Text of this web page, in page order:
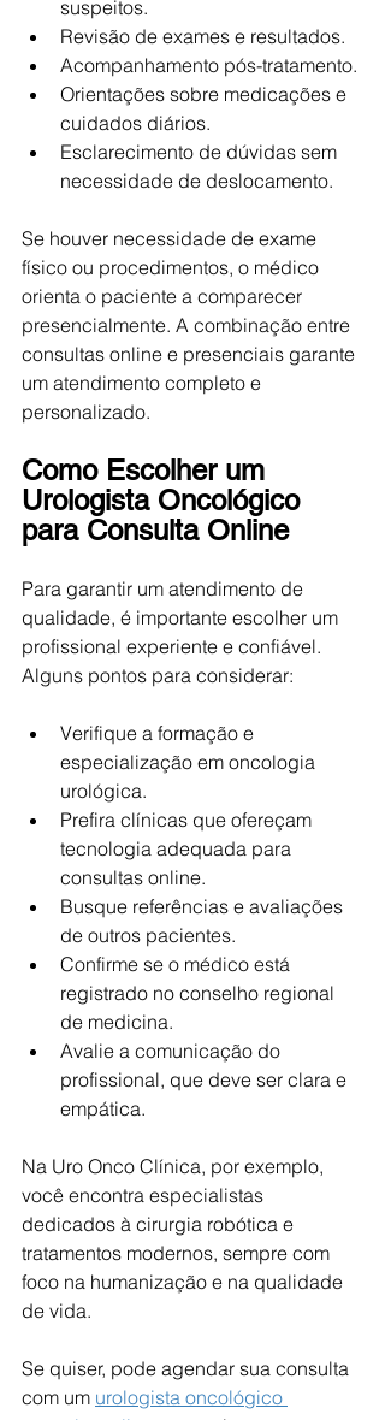
suspeitos.
Revisão de exames e resultados.
Acompanhamento pós-tratamento.
Orientações sobre medicações e
cuidados diários.
Esclarecimento de dúvidas sem
necessidade de deslocamento.
Se houver necessidade de exame
físico ou procedimentos, o médico
orienta o paciente a comparecer
presencialmente. A combinação entre
consultas online e presenciais garante
um atendimento completo e
personalizado.
Como Escolher um
Urologista Oncológico
para Consulta Online
Para garantir um atendimento de
qualidade, é importante escolher um
profissional experiente e confiável.
Alguns pontos para considerar:
Verifique a formação e
especialização em oncologia
urológica.
Prefira clínicas que ofereçam
tecnologia adequada para
consultas online.
Busque referências e avaliações
de outros pacientes.
Confirme se o médico está
registrado no conselho regional
de medicina.
Avalie a comunicação do
profissional, que deve ser clara e
empática.
Na Uro Onco Clínica, por exemplo,
você encontra especialistas
dedicados à cirurgia robótica e
tratamentos modernos, sempre com
foco na humanização e na qualidade
de vida.
Se quiser, pode agendar sua consulta
com um urologista oncológico